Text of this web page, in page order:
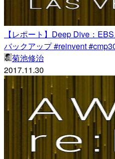
【レポート】Deep Dive：
バックアップ #reinvent
菊池修治
2017.11.30